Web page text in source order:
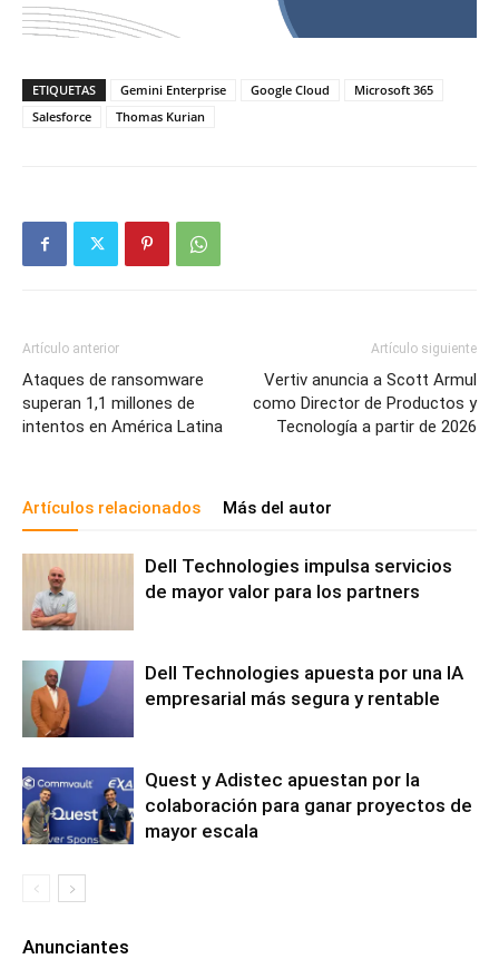
ETIQUETAS Gemini Enterprise Google Cloud
Microsoft 365
Salesforce
Thomas Kurian
Artículo anterior
Ataques de ransomware
superan 1,1 millones de
intentos en América Latina
Artículo siguiente
Vertiv anuncia a Scott Armul
como Director de Productos y
Tecnología a partir de 2026
Artículos relacionados Más del autor
Dell Technologies impulsa servicios
de mayor valor para los partners
Dell Technologies apuesta por una IA
empresarial más segura y rentable
Quest y Adistec apuestan por la
colaboración para ganar proyectos de
mayor escala
Anunciantes